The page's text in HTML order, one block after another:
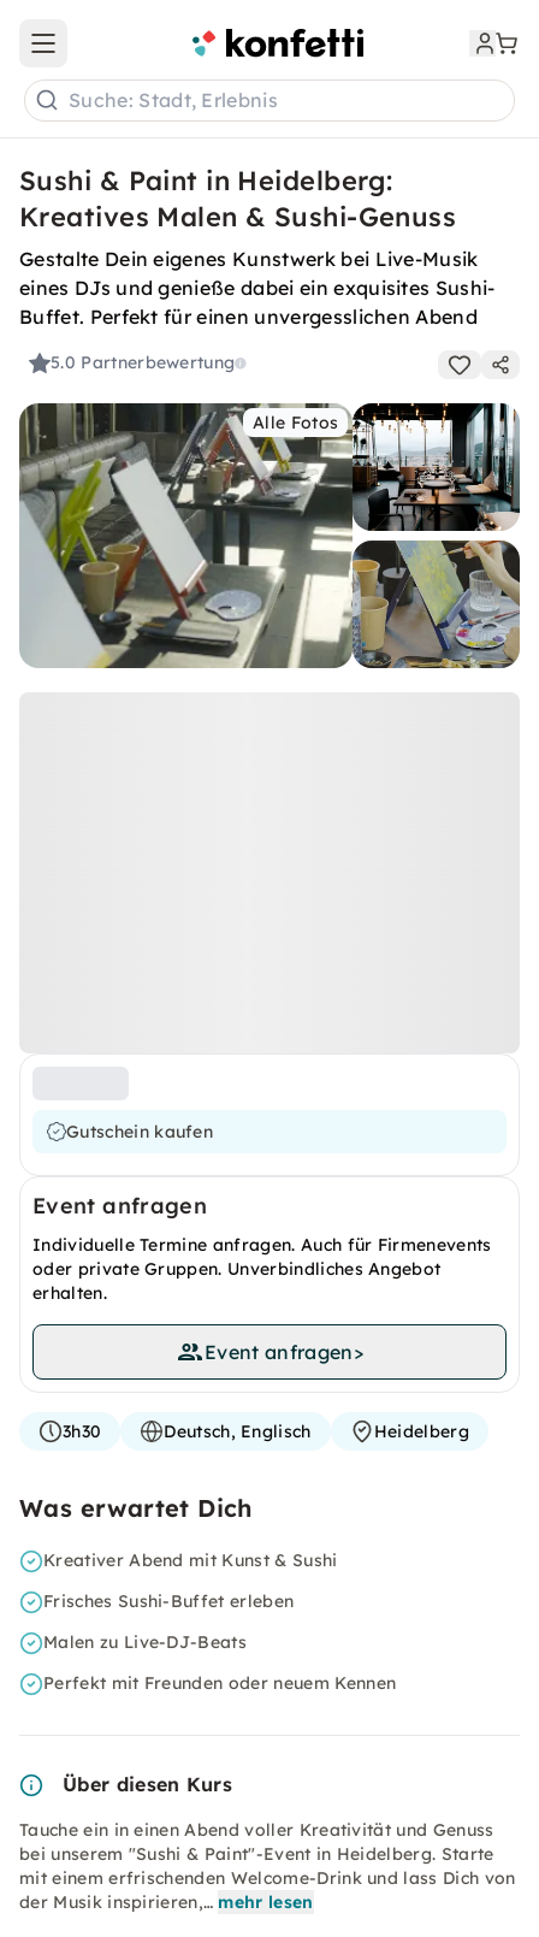
Open main menu
Suche: Stadt, Erlebnis
Sushi & Paint in Heidelberg:
Kreatives Malen & Sushi-Genuss
Gestalte Dein eigenes Kunstwerk bei Live-Musik
eines DJs und genieße dabei ein exquisites Sushi-
Buffet. Perfekt für einen unvergesslichen Abend
5.0 Partnerbewertung
Alle Fotos
Gutschein kaufen
Event anfragen
Individuelle Termine anfragen. Auch für Firmenevents
oder private Gruppen. Unverbindliches Angebot
erhalten.
Event anfragen>
3h30 Deutsch, Englisch Heidelberg
Was erwartet Dich
Kreativer Abend mit Kunst & Sushi
Frisches Sushi-Buffet erleben
Malen zu Live-DJ-Beats
Perfekt mit Freunden oder neuem Kennen
Über diesen Kurs
Tauche ein in einen Abend voller Kreativität und Genuss
bei unserem "Sushi & Paint"-Event in Heidelberg. Starte
mit einem erfrischenden Welcome-Drink und lass Dich von
der Musik inspirieren,… mehr lesen